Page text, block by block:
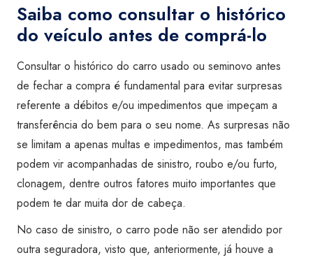
Saiba como consultar o histórico
do veículo antes de comprá-lo
Consultar o histórico do carro usado ou seminovo antes
de fechar a compra é fundamental para evitar surpresas
referente a débitos e/ou impedimentos que impeçam a
transferência do bem para o seu nome. As surpresas não
se limitam a apenas multas e impedimentos, mas também
podem vir acompanhadas de sinistro, roubo e/ou furto,
clonagem, dentre outros fatores muito importantes que
podem te dar muita dor de cabeça.
No caso de sinistro, o carro pode não ser atendido por
outra seguradora, visto que, anteriormente, já houve a